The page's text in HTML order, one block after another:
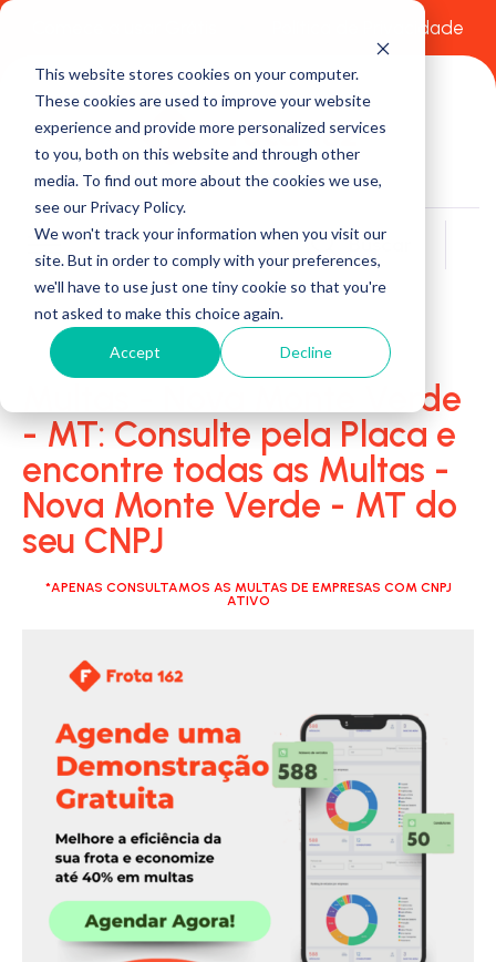
This website stores cookies on your computer.
These cookies are used to improve your website
experience and provide more personalized services
to you, both on this website and through other
media. To find out more about the cookies we use,
see our Privacy Policy.
We won't track your information when you visit our
site. But in order to comply with your preferences,
we'll have to use just one tiny cookie so that you're
not asked to make this choice again.
Accept Decline
Política de Privacidade
Buscar
Multas - Nova Monte Verde
- MT: Consulte pela Placa e
encontre todas as Multas -
Nova Monte Verde - MT do
seu CNPJ
*APENAS CONSULTAMOS AS MULTAS DE EMPRESAS COM CNPJ
ATIVO